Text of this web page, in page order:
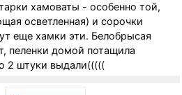
хамоваты - особенно той,
осветленная) и сорочки
еще хамки эти. Белобрысая
пеленки домой потащила
2 штуки выдали(((((